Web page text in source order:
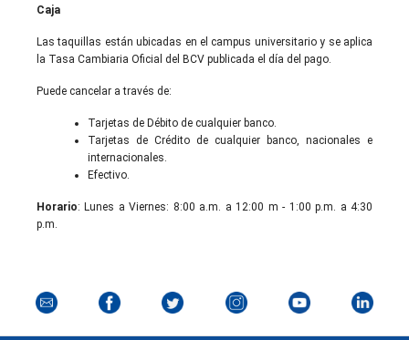
Caja
Las taquillas están ubicadas en el campus universitario y se aplica
la Tasa Cambiaria Oficial del BCV publicada el día del pago.
Puede cancelar a través de:
Tarjetas de Débito de cualquier banco.
Tarjetas de Crédito de cualquier banco, nacionales e
internacionales.
Efectivo.
Horario: Lunes a Viernes: 8:00 a.m. a 12:00 m - 1:00 p.m. a 4:30
p.m.